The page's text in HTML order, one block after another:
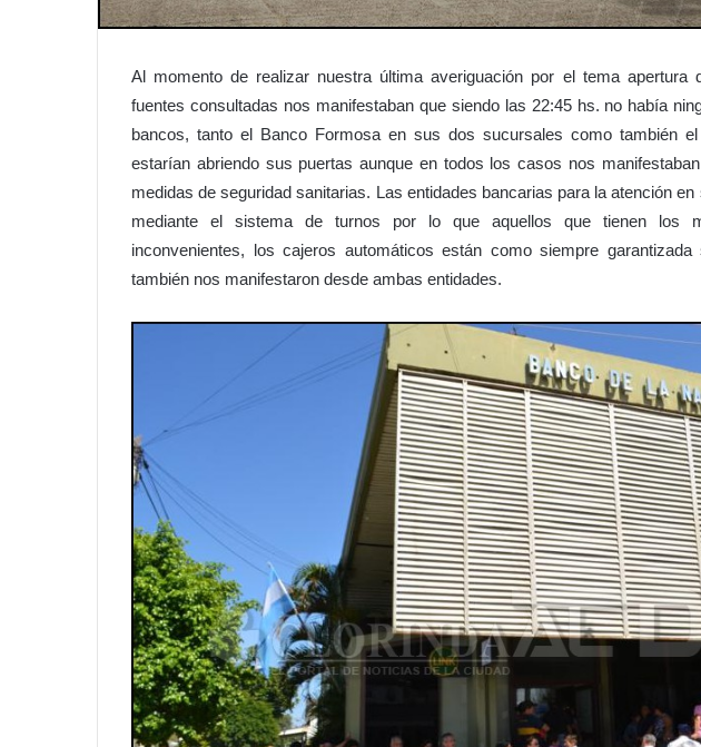
Al momento de realizar nuestra última averiguación por el tema apertura
fuentes consultadas nos manifestaban que siendo las 22:45 hs. no había
bancos, tanto el Banco Formosa en sus dos sucursales como también
estarían abriendo sus puertas aunque en todos los casos nos
medidas de seguridad sanitarias. Las entidades bancarias para la atención
mediante el sistema de turnos por lo que aquellos que tienen los
inconvenientes, los cajeros automáticos están como siempre
también nos manifestaron desde ambas entidades.